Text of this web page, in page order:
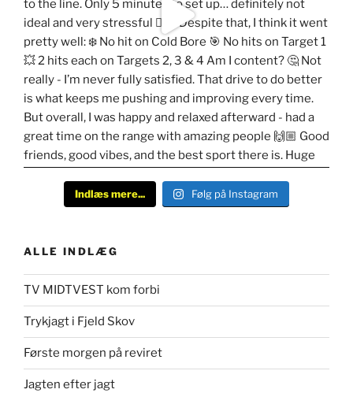
Indlæs mere... Følg på Instagram
ALLE INDLÆG
TV MIDTVEST kom forbi
Trykjagt i Fjeld Skov
Første morgen på reviret
Jagten efter jagt